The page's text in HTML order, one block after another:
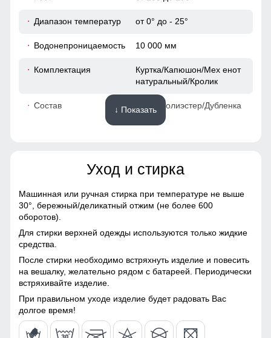
Подкладка из искусственной овчины и полиэстера:
Устойчива к износу и легко очищается, что делает костюм
идеальным вариантом для повседневного использования.
Утепление и комфорт
50
65
Диапазон температур от 0° до - 25°
Водонепроницаемость 10 000 мм
Комплектация
Куртка/Капюшон/Мех енот
натуральный/Кролик
Состав 100% Полиэстер/Дубленка
Мембранные материалы,
Натуральные материалы,
Тефлон, Болонь,
Экологичные материалы
Материал подкладки 100% полиэстер/Кролик
Материал подкладки
капюшона
100% полиэстер
Материал наполнителя Тинсулейт
Фактура материала гладкая
↓ Показать
Уход и стирка
Машинная или ручная стирка при температуре не выше
30°, бережный/деликатный отжим (не более 600
оборотов).
Для стирки верхней одежды используются только жидкие
средства.
После стирки необходимо встряхнуть изделие и повесить
на вешалку, желательно рядом с батареей. Периодически
встряхивайте изделие.
При правильном уходе изделие будет радовать Вас
долгое время!